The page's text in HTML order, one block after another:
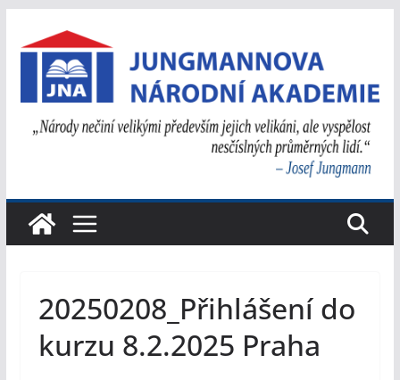
na
obsah
20250208_Přihlášení do
kurzu 8.2.2025 Praha